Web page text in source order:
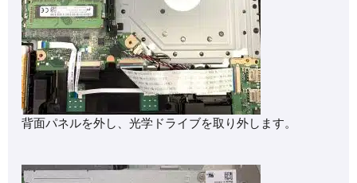
背面パネルを外し、光学ドライブを取り外します。